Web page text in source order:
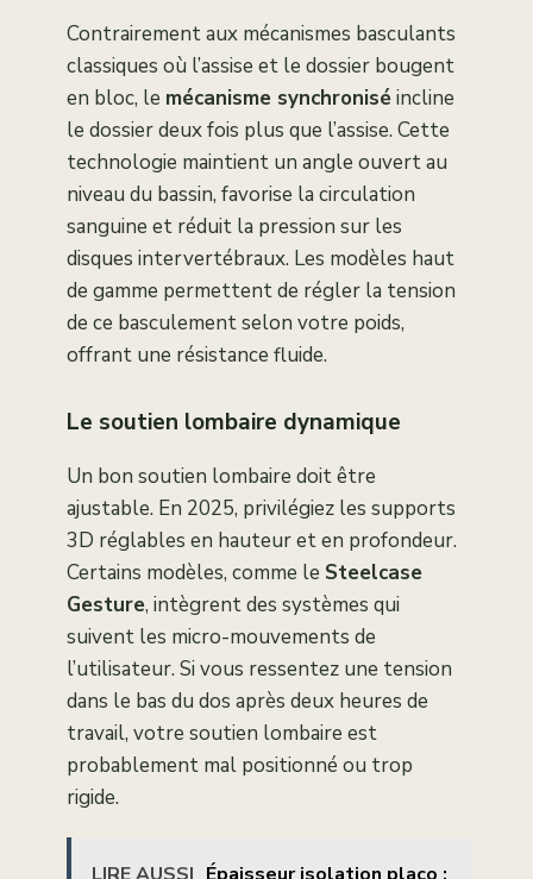
Contrairement aux mécanismes basculants
classiques où l’assise et le dossier bougent
en bloc, le mécanisme synchroniséincline
le dossier deux fois plus que l’assise. Cette
technologie maintient un angle ouvert au
niveau du bassin, favorise la circulation
sanguine et réduit la pression sur les
disques intervertébraux. Les modèles haut
de gamme permettent de régler la tension
de ce basculement selon votre poids,
offrant une résistance fluide.
Le soutien lombaire dynamique
Un bon soutien lombaire doit être
ajustable. En 2025, privilégiez les supports
3D réglables en hauteur et en profondeur.
Certains modèles, comme le Steelcase
Gesture, intègrent des systèmes qui
suivent les micro-mouvements de
l’utilisateur. Si vous ressentez une tension
dans le bas du dos après deux heures de
travail, votre soutien lombaire est
probablement mal positionné ou trop
rigide.